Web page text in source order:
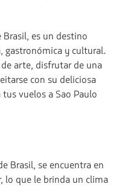
es un destino
gastronómica y cultural.
arte, disfrutar de una
con su deliciosa
tus vuelos a Sao Paulo
Brasil, se encuentra en
lo que le brinda un clima